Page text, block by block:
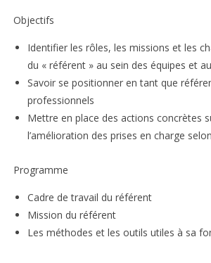
Objectifs
Identifier les rôles, les missions et les
du « référent » au sein des équipes et
Savoir se positionner en tant que
professionnels
Mettre en place des actions concrètes
l’amélioration des prises en charge
Programme
Cadre de travail du référent
Mission du référent
Les méthodes et les outils utiles à sa